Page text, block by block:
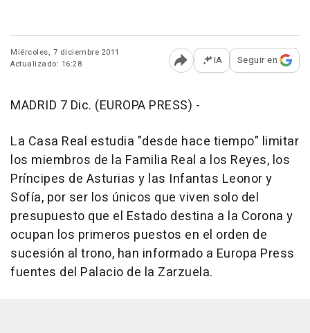
Miércoles, 7 diciembre 2011
Actualizado: 16:28
Abrir opciones para
IA Seguir en
MADRID 7 Dic. (EUROPA PRESS) -
La Casa Real estudia "desde hace tiempo" limitar
los miembros de la Familia Real a los Reyes, los
Príncipes de Asturias y las Infantas Leonor y
Sofía, por ser los únicos que viven solo del
presupuesto que el Estado destina a la Corona y
ocupan los primeros puestos en el orden de
sucesión al trono, han informado a Europa Press
fuentes del Palacio de la Zarzuela.